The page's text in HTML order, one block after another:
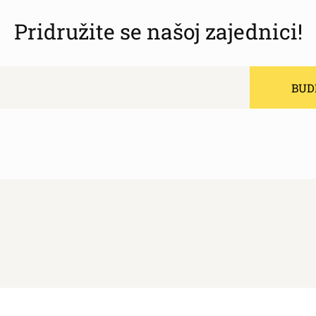
Pridružite se našoj zajednici!